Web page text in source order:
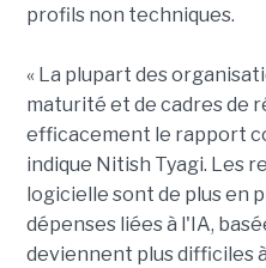
profils non techniques.
« La plupart des
maturité et de cadres de
efficacement le rapport
indique Nitish Tyagi. Les
logicielle sont de plus en
dépenses liées à l'IA,
deviennent plus difficiles